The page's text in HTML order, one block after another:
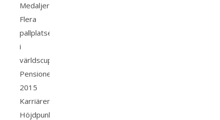
Medaljer:
Flera
pallplatser
i
världscupen
Pensionerad:
2015
Karriärens
Höjdpunkter